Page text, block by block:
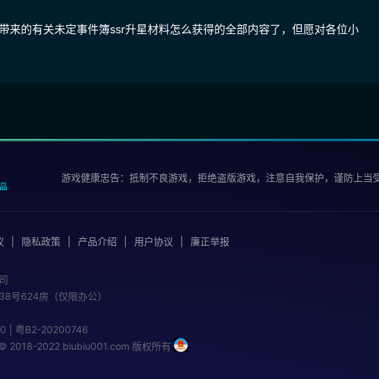
来的有关未定事件簿ssr升星材料怎么获得的全部内容了，但愿对各位小
游戏健康忠告：抵制不良游戏，拒绝盗版游戏，注意自我保护，谨防上
隐私政策 产品介绍 用户协议 廉正举报
号624房（仅限办公）
| 粤B2-20200746
2018-2022 biubiu001.com 版权所有